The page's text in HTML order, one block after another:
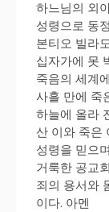
하느님의 외
성령으로 동
본티오 빌라
십자가에 못
죽음의 세계
사흘 만에 죽
하늘에 올라
산 이와 죽은
성령을 믿으
거룩한 공교
죄의 용서와
이다. 아멘